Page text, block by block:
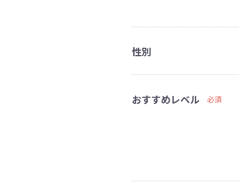
性別
おすすめレベル 必須